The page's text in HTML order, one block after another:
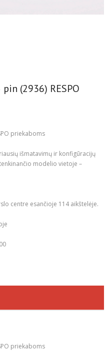
(2936) RESPO
priekaboms
išmatavimų ir konfigūracijų
modelio vietoje –
centre esančioje 114 aikštelėje.
priekaboms